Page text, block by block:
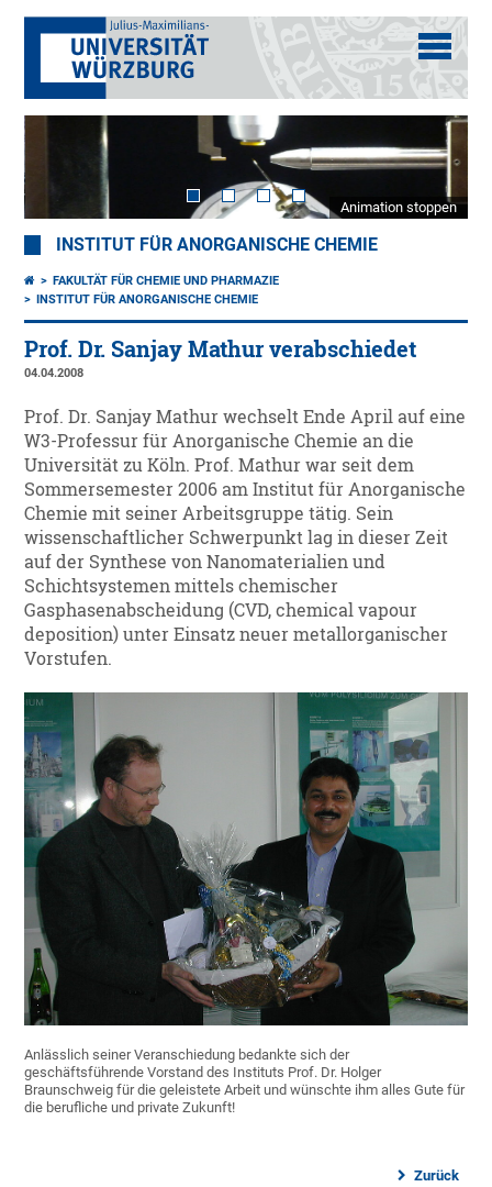
Animation stoppen
INSTITUT FÜR ANORGANISCHE CHEMIE
FAKULTÄT FÜR CHEMIE UND PHARMAZIE
INSTITUT FÜR ANORGANISCHE CHEMIE
Prof. Dr. Sanjay Mathur verabschiedet
04.04.2008
Prof. Dr. Sanjay Mathur wechselt Ende April auf eine
W3-Professur für Anorganische Chemie an die
Universität zu Köln. Prof. Mathur war seit dem
Sommersemester 2006 am Institut für Anorganische
Chemie mit seiner Arbeitsgruppe tätig. Sein
wissenschaftlicher Schwerpunkt lag in dieser Zeit
auf der Synthese von Nanomaterialien und
Schichtsystemen mittels chemischer
Gasphasenabscheidung (CVD, chemical vapour
deposition) unter Einsatz neuer metallorganischer
Vorstufen.
Anlässlich seiner Veranschiedung bedankte sich der
geschäftsführende Vorstand des Instituts Prof. Dr. Holger
Braunschweig für die geleistete Arbeit und wünschte ihm alles Gute für
die berufliche und private Zukunft!
Zurück